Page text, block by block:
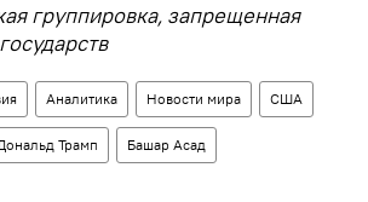
группировка, запрещенная
Аналитика Новости мира США
Трамп Башар Асад